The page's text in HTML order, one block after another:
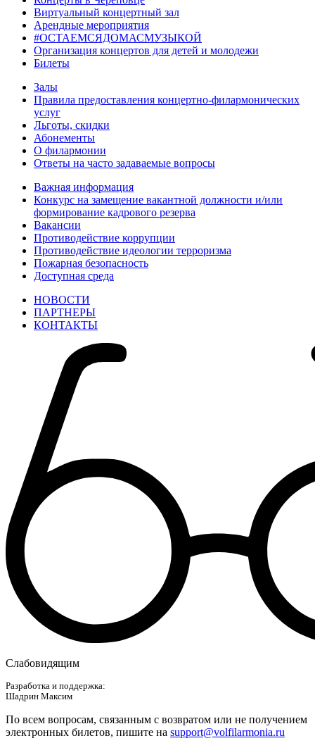
Виртуальный концертный зал
Арендные мероприятия
#ОСТАЕМСЯДОМАСМУЗЫКОЙ
Организация концертов для детей и молодежи
Билеты
Залы
Правила предоставления концертно-филармонических
услуг
Льготы, скидки
Абонементы
О филармонии
Ответы на часто задаваемые вопросы
Важная информация
Конкурс на замещение вакантной должности и/или
формирование кадрового резерва
Вакансии
Противодействие коррупции
Противодействие идеологии терроризма
Пожарная безопасность
Доступная среда
НОВОСТИ
ПАРТНЕРЫ
КОНТАКТЫ
Слабовидящим
Разработка и поддержка:
Шадрин Максим
По всем вопросам, связанным с возвратом или не получением
электронных билетов, пишите на support@volfilarmonia.ru